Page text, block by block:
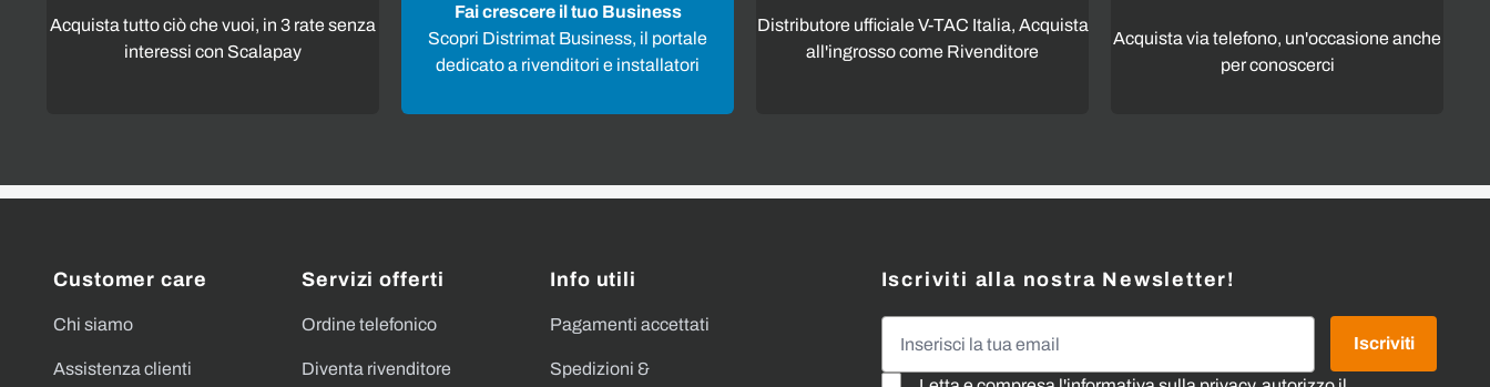
Acquista tutto ciò che vuoi, in 3 rate senza
interessi con Scalapay
Fai crescere il tuo Business
Scopri Distrimat Business, il portale
dedicato a rivenditori e installatori
Distributore ufficiale V-TAC Italia, Acquista
all'ingrosso come Rivenditore
Acquista via telefono, un'occasione anche
per conoscerci
Customer care
Chi siamo
Assistenza clienti
Servizi offerti
Ordine telefonico
Diventa rivenditore
Info utili
Pagamenti accettati
Spedizioni &
Iscriviti alla nostra Newsletter!
Iscriviti